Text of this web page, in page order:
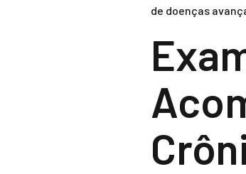
de doenças